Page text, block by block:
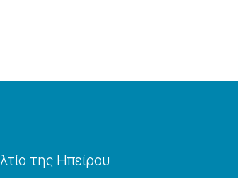
της Ηπείρου